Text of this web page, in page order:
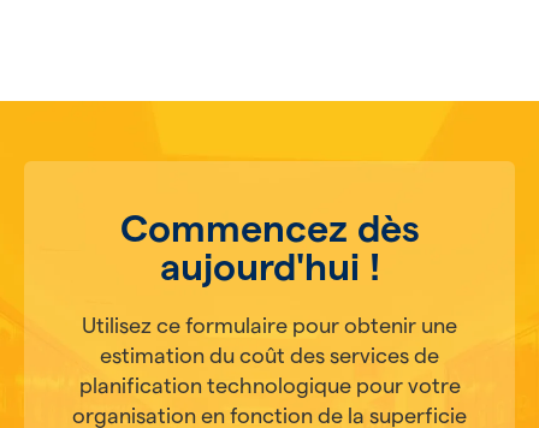
Commencez dès
aujourd'hui !
Utilisez ce formulaire pour obtenir une
estimation du coût des services de
planification technologique pour votre
organisation en fonction de la superficie